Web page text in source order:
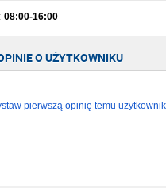
08:00-16:00
O UŻYTKOWNIKU
pierwszą opinię temu